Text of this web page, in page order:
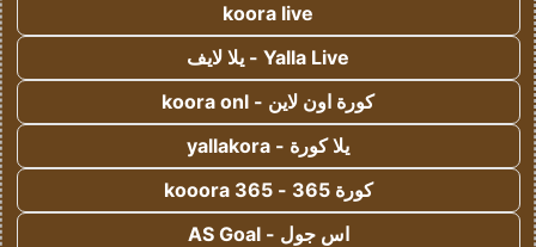
koora live
Yalla Live - يلا لايف
كورة اون لاين - koora onl
يلا كورة - yallakora
كورة 365 - kooora 365
اس جول - AS Goal